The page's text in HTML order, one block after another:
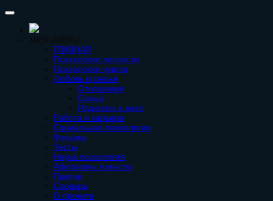
MENUMENU
ГЛАВНАЯ
Психология личности
Психология чувств
Любовь и семья
Отношения
Семья
Родители и дети
Работа и карьера
Социальная психология
Фильмы
Тесты
Наука психология
Афоризмы и мысли
Притчи
Словарь
О проекте